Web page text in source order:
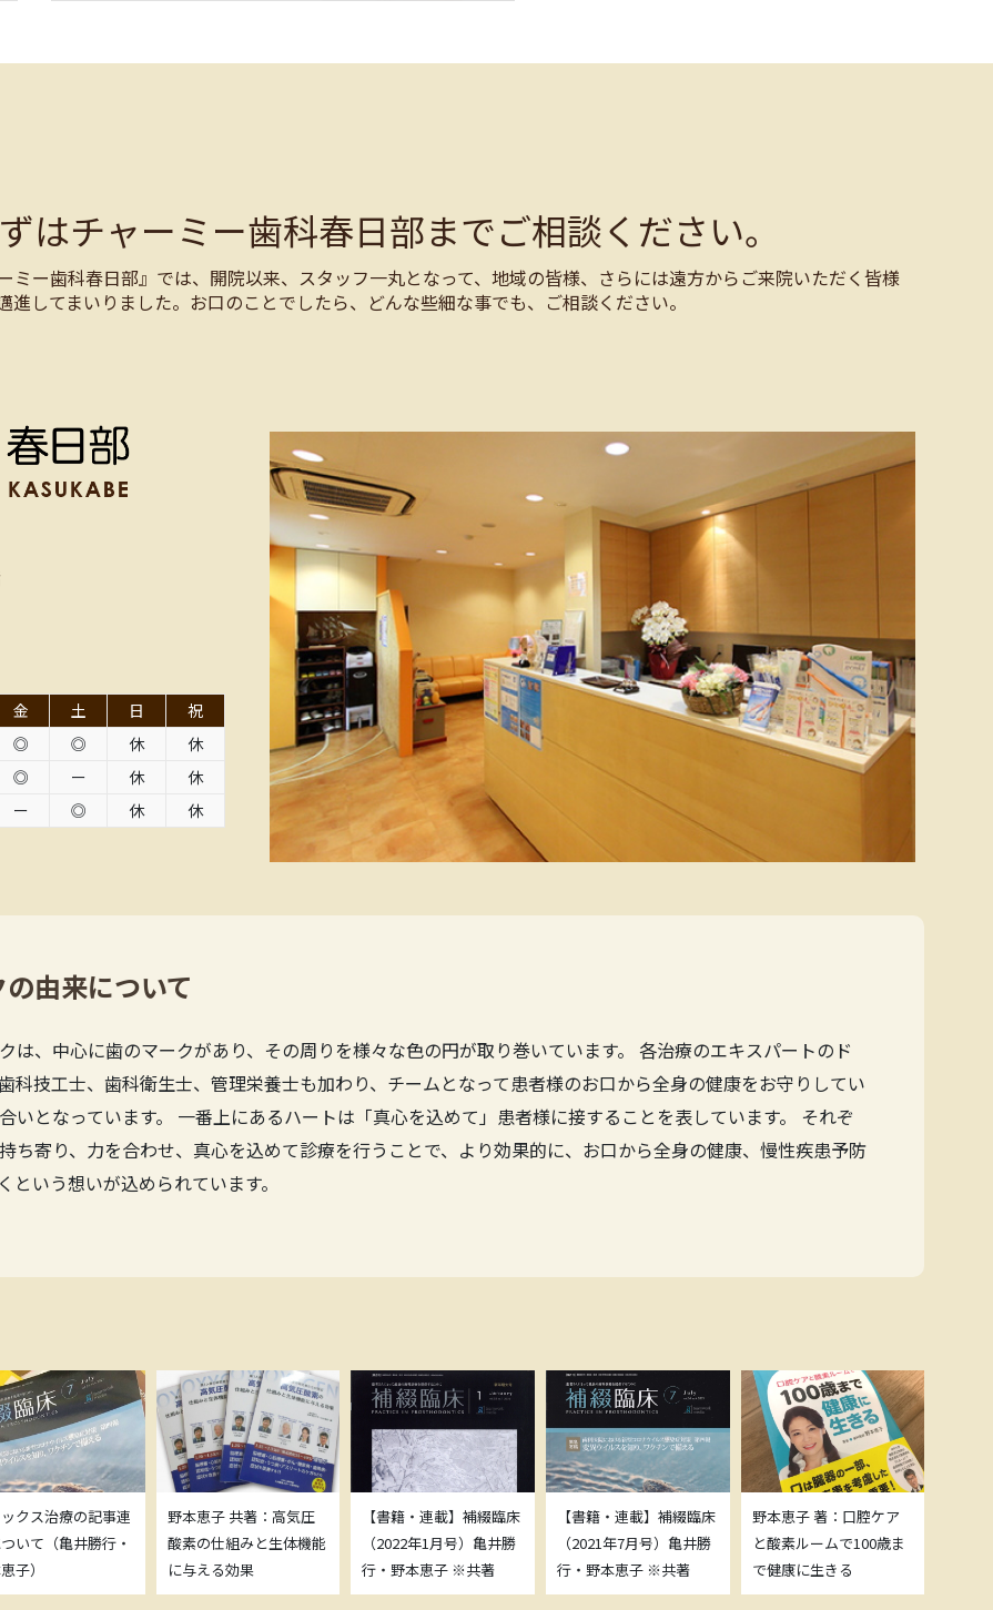
はチャーミー歯科春日部までご相談ください。
ー歯科春日部』では、開院以来、スタッフ一丸となって、地域の皆様、さらには遠方からご来院いただく皆様
してまいりました。お口のことでしたら、どんな些細な事でも、ご相談ください。
金 土 日
祝
◎ ◎ 休
休
◎ ー 休
休
ー ◎ 休 休
由来について
は、中心に歯のマークがあり、その周りを様々な色の円が取り巻いています。 各治療のエキスパートのド
科技工士、歯科衛生士、管理栄養士も加わり、チームとなって患者様のお口から全身の健康をお守りしてい
いとなっています。 一番上にあるハートは「真心を込めて」患者様に接することを表しています。 それぞ
ち寄り、力を合わせ、真心を込めて診療を行うことで、より効果的に、お口から全身の健康、慢性疾患予防
という想いが込められています。
クス治療の記事連
いて（亀井勝行・
子）
野本恵子 共著：高気圧
酸素の仕組みと生体機能
に与える効果
【書籍・連載】補綴臨床
（2022年1月号）亀井勝
行・野本恵子 ※共著
【書籍・連載】補綴臨床
（2021年7月号）亀井勝
行・野本恵子 ※共著
野本恵子 著：口腔ケア
と酸素ルームで100歳ま
で健康に生きる